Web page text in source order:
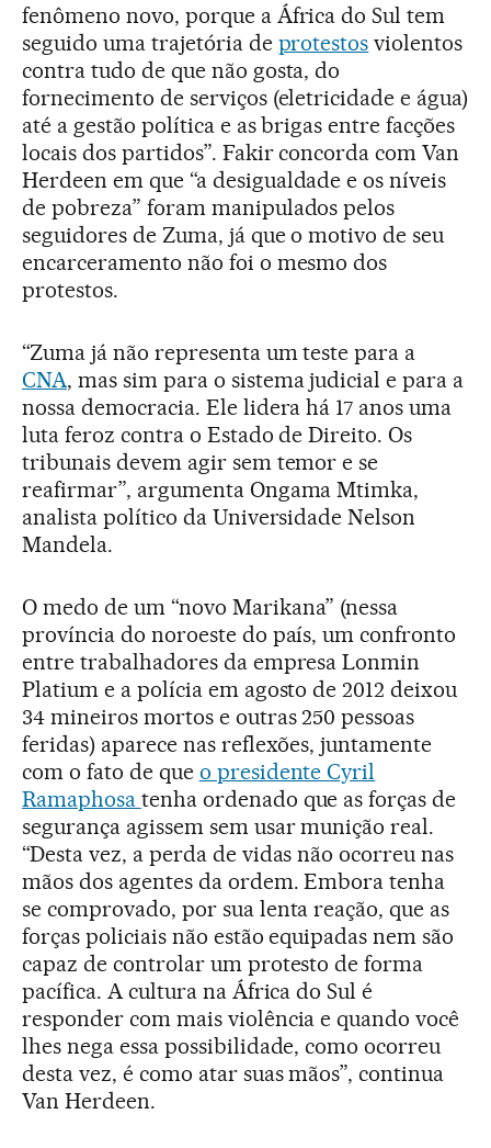
fenômeno novo, porque a África do Sul tem
seguido uma trajetória de protestos violentos
contra tudo de que não gosta, do
fornecimento de serviços (eletricidade e água)
até a gestão política e as brigas entre facções
locais dos partidos”. Fakir concorda com Van
Herdeen em que “a desigualdade e os níveis
de pobreza” foram manipulados pelos
seguidores de Zuma, já que o motivo de seu
encarceramento não foi o mesmo dos
protestos.
“Zuma já não representa um teste para a
CNA, mas sim para o sistema judicial e para a
nossa democracia. Ele lidera há 17 anos uma
luta feroz contra o Estado de Direito. Os
tribunais devem agir sem temor e se
reafirmar”, argumenta Ongama Mtimka,
analista político da Universidade Nelson
Mandela.
O medo de um “novo Marikana” (nessa
província do noroeste do país, um confronto
entre trabalhadores da empresa Lonmin
Platium e a polícia em agosto de 2012 deixou
34 mineiros mortos e outras 250 pessoas
feridas) aparece nas reflexões, juntamente
com o fato de que o presidente Cyril
Ramaphosa tenha ordenado que as forças de
segurança agissem sem usar munição real.
“Desta vez, a perda de vidas não ocorreu nas
mãos dos agentes da ordem. Embora tenha
se comprovado, por sua lenta reação, que as
forças policiais não estão equipadas nem são
capaz de controlar um protesto de forma
pacífica. A cultura na África do Sul é
responder com mais violência e quando você
lhes nega essa possibilidade, como ocorreu
desta vez, é como atar suas mãos”, continua
Van Herdeen.